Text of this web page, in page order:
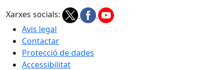
Xarxes socials:
Avis legal
Contactar
Protecció de dades
Accessibilitat